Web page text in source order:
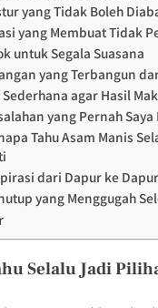
yang Tidak Boleh
yang Membuat Tidak
untuk Segala Suasana
yang Terbangun
agar Hasil
yang Pernah
Tahu Asam Manis
dari Dapur ke Dapur
yang Menggugah
Selalu Jadi